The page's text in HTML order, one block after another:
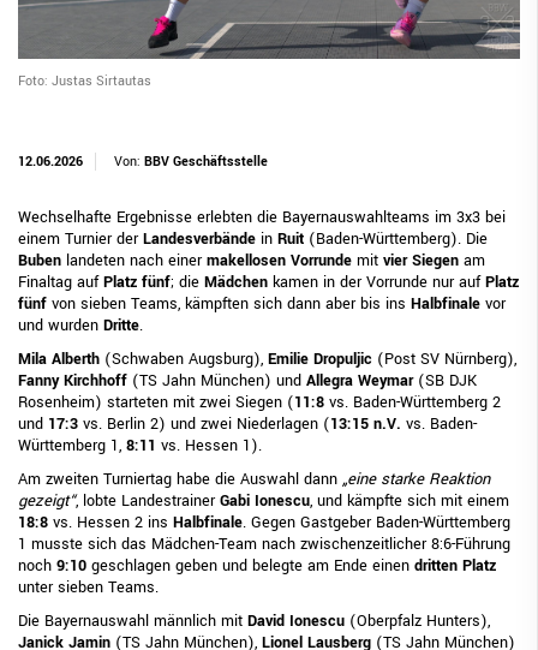
Foto: Justas Sirtautas
12.06.2026 Von: BBV Geschäftsstelle
Wechselhafte Ergebnisse erlebten die Bayernauswahlteams im 3x3 bei
einem Turnier derLandesverbände in Ruit (Baden-Württemberg). Die
Buben landeten nach einermakellosen Vorrunde mit vier Siegen am
Finaltag aufPlatz fünf; die Mädchen kamen in der Vorrunde nur aufPlatz
fünf von sieben Teams, kämpften sich dann aber bis ins Halbfinale vor
und wurden Dritte.
Mila Alberth (Schwaben Augsburg), Emilie Dropuljic (Post SV Nürnberg),
Fanny Kirchhoff (TS Jahn München) und Allegra Weymar (SB DJK
Rosenheim) starteten mit zwei Siegen (11:8 vs. Baden-Württemberg 2
und 17:3 vs. Berlin 2) und zwei Niederlagen (13:15 n.V. vs. Baden-
Württemberg 1, 8:11 vs. Hessen 1).
Am zweiten Turniertag habe die Auswahl dann „eine starke Reaktion
gezeigt“, lobte LandestrainerGabi Ionescu, und kämpfte sich mit einem
18:8 vs. Hessen 2 ins Halbfinale. Gegen Gastgeber Baden-Württemberg
1 musste sich das Mädchen-Team nach zwischenzeitlicher 8:6-Führung
noch 9:10 geschlagen geben und belegte am Ende einen dritten Platz
unter sieben Teams.
Die Bayernauswahl männlich mit David Ionescu (Oberpfalz Hunters),
Janick Jamin (TS Jahn München), Lionel Lausberg (TS Jahn München)